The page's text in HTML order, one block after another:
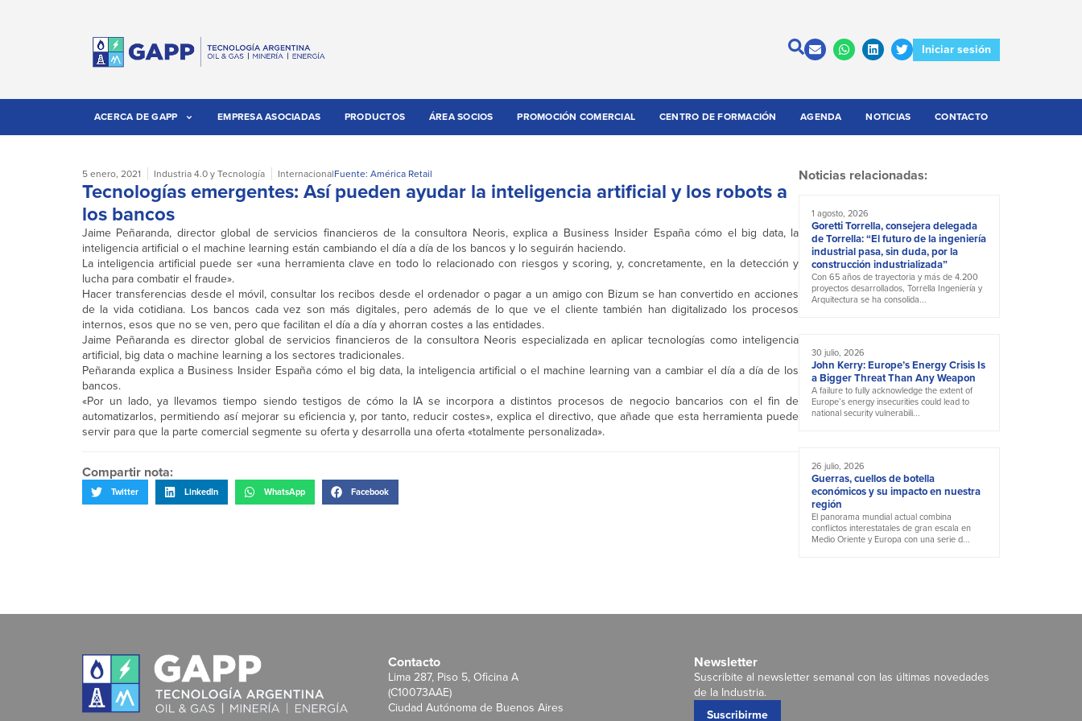
Iniciar sesión
ACERCA DE GAPP EMPRESA ASOCIADAS PRODUCTOS ÁREA SOCIOS PROMOCIÓN COMERCIAL CENTRO DE FORMACIÓN AGENDA NOTICIAS CONTACTO
5 enero, 2021 Industria 4.0 y Tecnología InternacionalFuente: América Retail
Tecnologías emergentes: Así pueden ayudar la inteligencia artificial y los robots a
los bancos
Jaime Peñaranda, director global de servicios financieros de la consultora Neoris, explica a Business Insider España cómo el big data, la
inteligencia artificial o el machine learning están cambiando el día a día de los bancos y lo seguirán haciendo.
La inteligencia artificial puede ser «una herramienta clave en todo lo relacionado con riesgos y scoring, y, concretamente, en la detección y
lucha para combatir el fraude».
Hacer transferencias desde el móvil, consultar los recibos desde el ordenador o pagar a un amigo con Bizum se han convertido en acciones
de la vida cotidiana. Los bancos cada vez son más digitales, pero además de lo que ve el cliente también han digitalizado los procesos
internos, esos que no se ven, pero que facilitan el día a día y ahorran costes a las entidades.
Jaime Peñaranda es director global de servicios financieros de la consultora Neoris especializada en aplicar tecnologías como inteligencia
artificial, big data o machine learning a los sectores tradicionales.
Peñaranda explica a Business Insider España cómo el big data, la inteligencia artificial o el machine learning van a cambiar el día a día de los
bancos.
«Por un lado, ya llevamos tiempo siendo testigos de cómo la IA se incorpora a distintos procesos de negocio bancarios con el fin de
automatizarlos, permitiendo así mejorar su eficiencia y, por tanto, reducir costes», explica el directivo, que añade que esta herramienta puede
servir para que la parte comercial segmente su oferta y desarrolla una oferta «totalmente personalizada».
Compartir nota:
Twitter LinkedIn WhatsApp Facebook
Noticias relacionadas:
1 agosto, 2026
Goretti Torrella, consejera delegada
de Torrella: “El futuro de la ingeniería
industrial pasa, sin duda, por la
construcción industrializada”
Con 65 años de trayectoria y más de 4.200
proyectos desarrollados, Torrella Ingeniería y
Arquitectura se ha consolida...
30 julio, 2026
John Kerry: Europe’s Energy Crisis Is
a Bigger Threat Than Any Weapon
A failure to fully acknowledge the extent of
Europe’s energy insecurities could lead to
national security vulnerabili...
26 julio, 2026
Guerras, cuellos de botella
económicos y su impacto en nuestra
región
El panorama mundial actual combina
conflictos interestatales de gran escala en
Medio Oriente y Europa con una serie d...
Contacto
Lima 287, Piso 5, Oficina A
(C10073AAE)
Ciudad Autónoma de Buenos Aires
Newsletter
Suscribite al newsletter semanal con las últimas novedades
de la Industria.
Suscribirme